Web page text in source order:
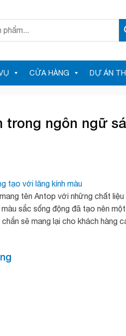
CỬA HÀNG DỰ ÁN
trong ngôn ngữ
tên Antop với những chất
sắc sống động đã tạo nên
sẽ mang lại cho khách hàng